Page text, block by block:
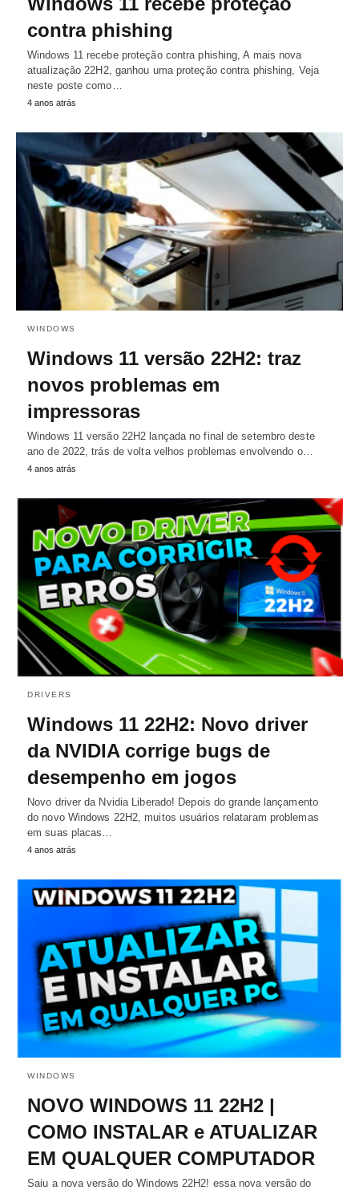
contra phishing
Windows 11 recebe proteção contra phishing, A mais nova
atualização 22H2, ganhou uma proteção contra phishing, Veja
neste poste como…
4 anos atrás
WINDOWS
Windows 11 versão 22H2: traz
novos problemas em
impressoras
Windows 11 versão 22H2 lançada no final de setembro deste
ano de 2022, trás de volta velhos problemas envolvendo o…
4 anos atrás
DRIVERS
Windows 11 22H2: Novo driver
da NVIDIA corrige bugs de
desempenho em jogos
Novo driver da Nvidia Liberado! Depois do grande lançamento
do novo Windows 22H2, muitos usuários relataram problemas
em suas placas…
4 anos atrás
WINDOWS
NOVO WINDOWS 11 22H2 |
COMO INSTALAR e ATUALIZAR
EM QUALQUER COMPUTADOR
Saiu a nova versão do Windows 22H2! essa nova versão do